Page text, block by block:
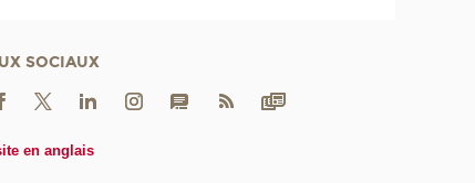
SOCIAUX
en anglais